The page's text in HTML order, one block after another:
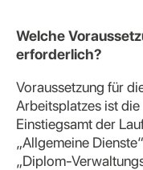
Welche
erforderlich?
Voraussetzung für
Arbeitsplatzes ist
Einstiegsamt der
„Allgemeine
„Diplom-